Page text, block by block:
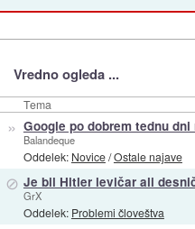
Vredno ogleda ...
Tema
» Google po dobrem tednu
Balandeque
Oddelek: Novice/Ostale najave
⊘ Je bil Hitler levičar ali
GrX
Oddelek: Problemi človeštva